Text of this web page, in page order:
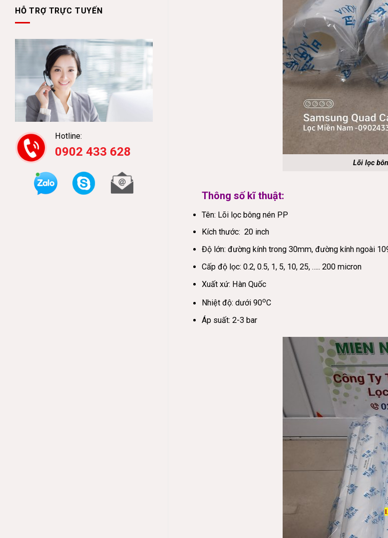
HỖ TRỢ TRỰC TUYẾN
Hotline:
0902 433 628
Lõi lọc
Thông số kĩ thuật:
Tên: Lõi lọc bông nén PP
Kích thước: 20 inch
Độ lớn: đường kính trong 30mm, đường kính ngoài
Cấp độ lọc: 0.2, 0.5, 1, 5, 10, 25, ….. 200 micron
Xuất xứ: Hàn Quốc
Nhiệt độ: dưới 90oC
Áp suất: 2-3 bar